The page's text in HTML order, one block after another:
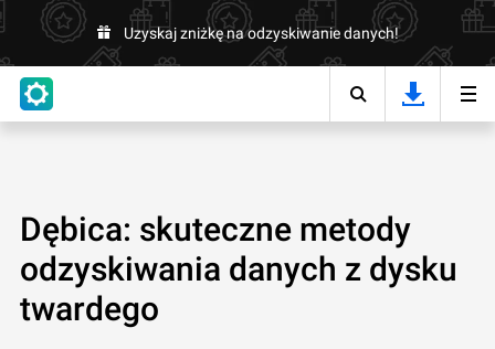
Uzyskaj zniżkę na odzyskiwanie danych!
Dębica: skuteczne metody
odzyskiwania danych z dysku
twardego